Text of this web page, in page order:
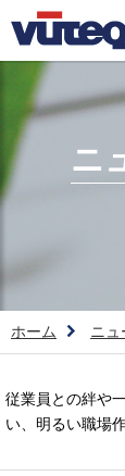
ニ
ホーム ニュ
従業員との絆や
い、明るい職場